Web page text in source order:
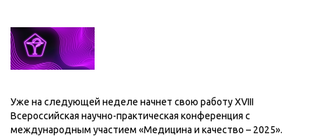
Уже на следующей неделе начнет свою работу XVIII
Всероссийская научно-практическая конференция с
международным участием «Медицина и качество – 2025».